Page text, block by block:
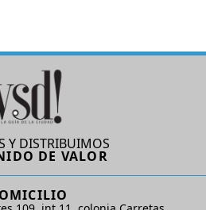
Y DISTRIBUIMOS
DE VALOR